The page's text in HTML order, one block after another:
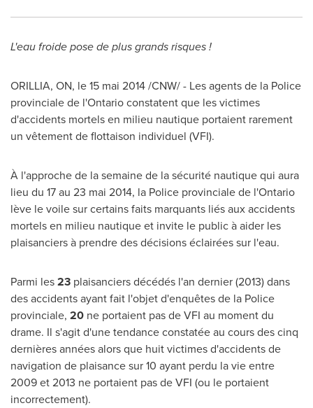
L'eau froide pose de plus grands risques !
ORILLIA, ON, le 15 mai 2014 /CNW/ - Les agents de la Police
provinciale de l'Ontarioconstatent que les victimes
d'accidents mortels en milieu nautique portaient rarement
un vêtement de flottaison individuel (VFI).
À l'approche de la semaine de la sécurité nautique qui aura
lieu du 17 au 23 mai 2014, la Police provinciale de l'Ontario
lève le voile sur certains faits marquants liés aux accidents
mortels en milieu nautique et invite le public à aider les
plaisanciers à prendre des décisions éclairées sur l'eau.
Parmi les23 plaisanciers décédés l'an dernier (2013) dans
des accidents ayant fait l'objet d'enquêtes de la Police
provinciale, 20 ne portaient pas de VFI au moment du
drame. Il s'agit d'une tendance constatée au cours des cinq
dernières années alors que huit victimes d'accidents de
navigation de plaisance sur 10 ayant perdu la vie entre
2009 et2013 ne portaient pas de VFI (ou le portaient
incorrectement).